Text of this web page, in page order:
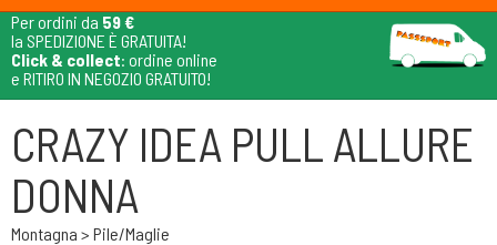
Per ordini da 59 €
la SPEDIZIONE È GRATUITA!
Click & collect: ordine online
e RITIRO IN NEGOZIO GRATUITO!
CRAZY IDEA PULL ALLURE
DONNA
Montagna > Pile/maglie